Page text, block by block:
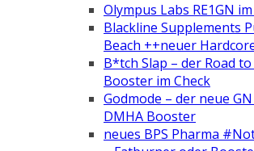
Olympus Labs RE1GN
Blackline Supplements
Beach ++neuer
B*tch Slap – der Road
Booster im Check
Godmode – der neue
DMHA Booster
neues BPS Pharma